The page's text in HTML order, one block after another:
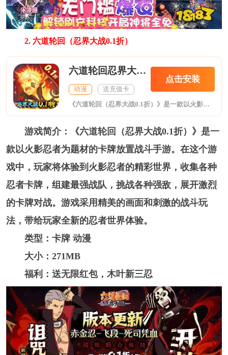
2. 六道轮回（忍界大战0.1折）
六道轮回忍界大战0.1折
动漫 送充值卡
点击安装
《六道轮回（忍界大战0.1折）》是一款以火影忍者为题材的卡牌放置战斗手游。在这个游戏中，玩家将体验到火影忍者的精彩世界，收集各种忍者卡牌，组建最强战队，挑战各种强敌，展开激烈的卡牌对战。游戏采用精美的画面和刺激的战斗玩法，带给玩家全新的忍者世界体验。
游戏简介：《六道轮回（忍界大战0.1折）》是一
款以火影忍者为题材的卡牌放置战斗手游。在这个游
戏中，玩家将体验到火影忍者的精彩世界，收集各种
忍者卡牌，组建最强战队，挑战各种强敌，展开激烈
的卡牌对战。游戏采用精美的画面和刺激的战斗玩
法，带给玩家全新的忍者世界体验。
类型：卡牌 动漫
大小：271MB
福利：送无限红包，木叶新三忍